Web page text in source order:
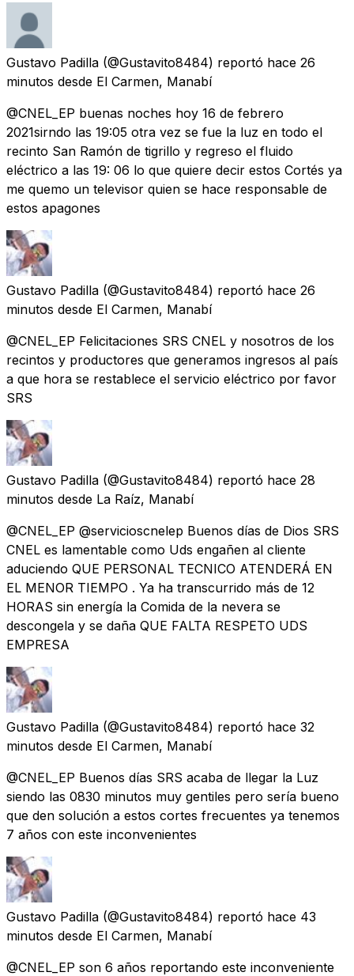
Gustavo Padilla (@Gustavito8484) reportó hace 26
minutos desde El Carmen, Manabí
@CNEL_EP buenas noches hoy 16 de febrero
2021sirndo las 19:05 otra vez se fue la luz en todo el
recinto San Ramón de tigrillo y regreso el fluido
eléctrico a las 19: 06 lo que quiere decir estos Cortés ya
me quemo un televisor quien se hace responsable de
estos apagones
Gustavo Padilla (@Gustavito8484) reportó hace 26
minutos desde El Carmen, Manabí
@CNEL_EP Felicitaciones SRS CNEL y nosotros de los
recintos y productores que generamos ingresos al país
a que hora se restablece el servicio eléctrico por favor
SRS
Gustavo Padilla (@Gustavito8484) reportó hace 28
minutos desde La Raíz, Manabí
@CNEL_EP @servicioscnelep Buenos días de Dios SRS
CNEL es lamentable como Uds engañen al cliente
aduciendo QUE PERSONAL TECNICO ATENDERÁ EN
EL MENOR TIEMPO . Ya ha transcurrido más de 12
HORAS sin energía la Comida de la nevera se
descongela y se daña QUE FALTA RESPETO UDS
EMPRESA
Gustavo Padilla (@Gustavito8484) reportó hace 32
minutos desde El Carmen, Manabí
@CNEL_EP Buenos días SRS acaba de llegar la Luz
siendo las 0830 minutos muy gentiles pero sería bueno
que den solución a estos cortes frecuentes ya tenemos
7 años con este inconvenientes
Gustavo Padilla (@Gustavito8484) reportó hace 43
minutos desde El Carmen, Manabí
@CNEL_EP son 6 años reportando este inconveniente